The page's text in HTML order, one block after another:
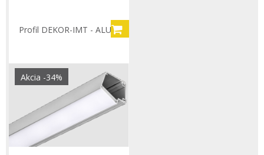
Profil DEKOR-IMT - ALU/A
Akcia -34%